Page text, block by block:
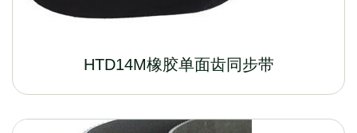
HTD14M橡胶单面齿同步带